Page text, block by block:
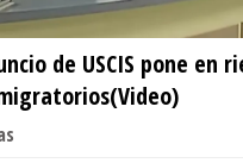
de USCIS pone en